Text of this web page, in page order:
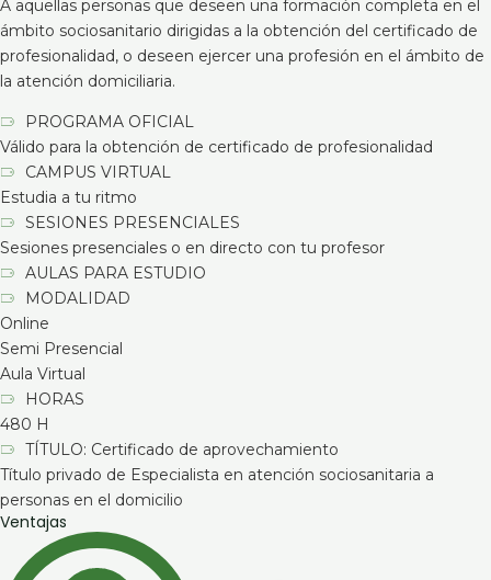
A aquellas personas que deseen una formación completa en el
ámbito sociosanitario dirigidas a la obtención del certificado de
profesionalidad, o deseen ejercer una profesión en el ámbito de
la atención domiciliaria.
PROGRAMA OFICIAL
Válido para la obtención de certificado de profesionalidad
CAMPUS VIRTUAL
Estudia a tu ritmo
SESIONES PRESENCIALES
Sesiones presenciales o en directo con tu profesor
AULAS PARA ESTUDIO
MODALIDAD
Online
Semi Presencial
Aula Virtual
HORAS
480 H
TÍTULO: Certificado de aprovechamiento
Título privado de Especialista en atención sociosanitaria a
personas en el domicilio
Ventajas